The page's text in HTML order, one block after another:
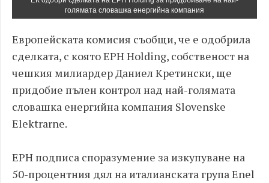
голямата словашка енергийна компания
Европейската комисия съобщи, че е одобрила
сделката, с която EPH Holding, собственост на
чешкия милиардер Даниел Кретински, ще
придобие пълен контрол над най-голямата
словашка енергийна компания Slovenske
Elektrarne.
EPH подписа споразумение за изкупуване на
50-процентния дял на италианската група Enel